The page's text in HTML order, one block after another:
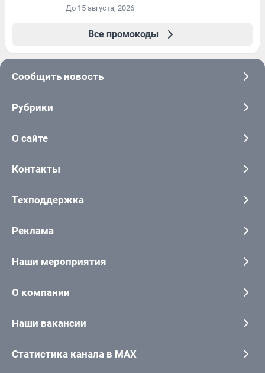
До 15 августа, 2026
Все промокоды
Сообщить новость
Рубрики
О сайте
Контакты
Техподдержка
Реклама
Наши мероприятия
О компании
Наши вакансии
Статистика канала в MAX